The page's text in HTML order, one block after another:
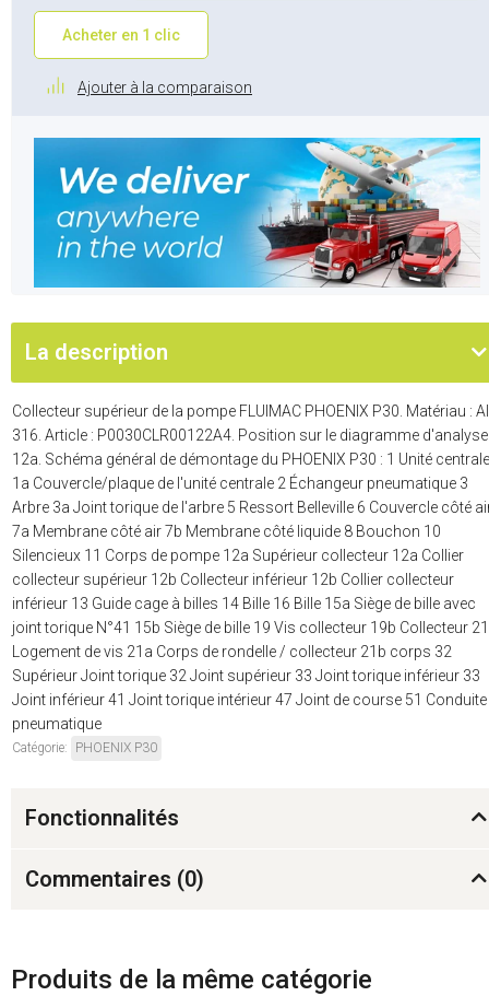
Acheter en 1 clic
Ajouter à la comparaison
La description
Collecteur supérieur de la pompe FLUIMAC PHOENIX P30. Matériau :
316. Article : P0030CLR00122A4. Position sur le diagramme d'analyse
12a. Schéma général de démontage du PHOENIX P30 : 1 Unité centrale
1a Couvercle/plaque de l'unité centrale 2 Échangeur pneumatique 3
Arbre 3a Joint torique de l'arbre 5 Ressort Belleville 6 Couvercle côté
7a Membrane côté air 7b Membrane côté liquide 8 Bouchon 10
Silencieux 11 Corps de pompe 12a Supérieur collecteur 12a Collier
collecteur supérieur 12b Collecteur inférieur 12b Collier collecteur
inférieur 13 Guide cage à billes 14 Bille 16 Bille 15a Siège de bille avec
joint torique N°41 15b Siège de bille 19 Vis collecteur 19b Collecteur 21
Logement de vis 21a Corps de rondelle / collecteur 21b corps 32
Supérieur Joint torique 32 Joint supérieur 33 Joint torique inférieur 33
Joint inférieur 41 Joint torique intérieur 47 Joint de course 51 Conduite
pneumatique
Catégorie: PHOENIX P30
Fonctionnalités
Commentaires (0)
Produits de la même catégorie